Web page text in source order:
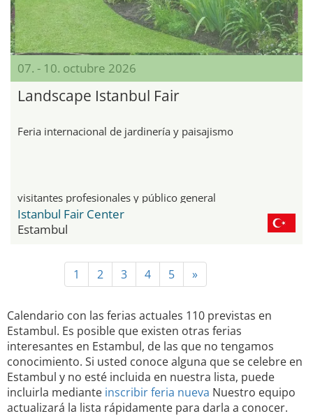
07. - 10. octubre 2026
Landscape Istanbul Fair
Feria internacional de jardinería y paisajismo
visitantes profesionales y público general
Istanbul Fair Center
Estambul
1 2 3 4 5 »
Calendario con las ferias actuales 110 previstas en
Estambul. Es posible que existen otras ferias
interesantes en Estambul, de las que no tengamos
conocimiento. Si usted conoce alguna que se celebre en
Estambul y no esté incluida en nuestra lista, puede
incluirla mediante inscribir feria nueva Nuestro equipo
actualizará la lista rápidamente para darla a conocer.